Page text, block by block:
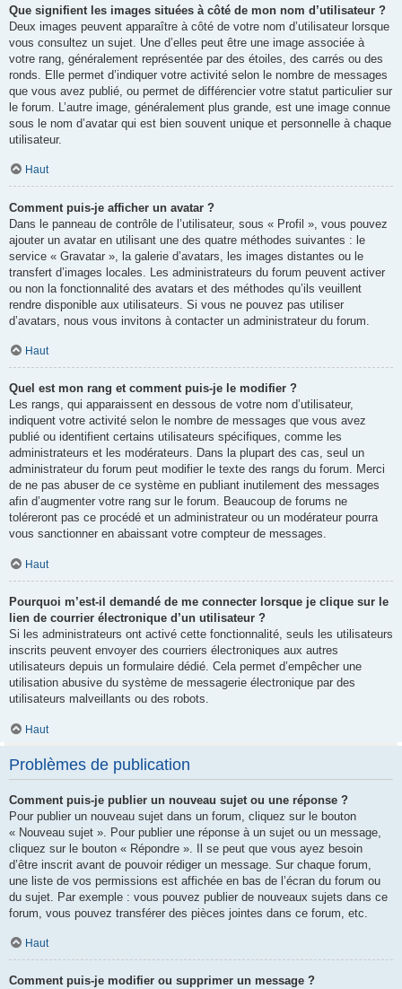
Que signifient les images situées à côté de mon nom d’utilisateur ?
Deux images peuvent apparaître à côté de votre nom d’utilisateur lorsque
vous consultez un sujet. Une d’elles peut être une image associée à
votre rang, généralement représentée par des étoiles, des carrés ou des
ronds. Elle permet d’indiquer votre activité selon le nombre de messages
que vous avez publié, ou permet de différencier votre statut particulier sur
le forum. L’autre image, généralement plus grande, est une image connue
sous le nom d’avatar qui est bien souvent unique et personnelle à chaque
utilisateur.
Haut
Comment puis-je afficher un avatar ?
Dans le panneau de contrôle de l’utilisateur, sous « Profil », vous pouvez
ajouter un avatar en utilisant une des quatre méthodes suivantes : le
service « Gravatar », la galerie d’avatars, les images distantes ou le
transfert d’images locales. Les administrateurs du forum peuvent activer
ou non la fonctionnalité des avatars et des méthodes qu’ils veuillent
rendre disponible aux utilisateurs. Si vous ne pouvez pas utiliser
d’avatars, nous vous invitons à contacter un administrateur du forum.
Haut
Quel est mon rang et comment puis-je le modifier ?
Les rangs, qui apparaissent en dessous de votre nom d’utilisateur,
indiquent votre activité selon le nombre de messages que vous avez
publié ou identifient certains utilisateurs spécifiques, comme les
administrateurs et les modérateurs. Dans la plupart des cas, seul un
administrateur du forum peut modifier le texte des rangs du forum. Merci
de ne pas abuser de ce système en publiant inutilement des messages
afin d’augmenter votre rang sur le forum. Beaucoup de forums ne
toléreront pas ce procédé et un administrateur ou un modérateur pourra
vous sanctionner en abaissant votre compteur de messages.
Haut
Pourquoi m’est-il demandé de me connecter lorsque je clique sur le
lien de courrier électronique d’un utilisateur ?
Si les administrateurs ont activé cette fonctionnalité, seuls les utilisateurs
inscrits peuvent envoyer des courriers électroniques aux autres
utilisateurs depuis un formulaire dédié. Cela permet d’empêcher une
utilisation abusive du système de messagerie électronique par des
utilisateurs malveillants ou des robots.
Haut
Problèmes de publication
Comment puis-je publier un nouveau sujet ou une réponse ?
Pour publier un nouveau sujet dans un forum, cliquez sur le bouton
« Nouveau sujet ». Pour publier une réponse à un sujet ou un message,
cliquez sur le bouton « Répondre ». Il se peut que vous ayez besoin
d’être inscrit avant de pouvoir rédiger un message. Sur chaque forum,
une liste de vos permissions est affichée en bas de l’écran du forum ou
du sujet. Par exemple : vous pouvez publier de nouveaux sujets dans ce
forum, vous pouvez transférer des pièces jointes dans ce forum, etc.
Haut
Comment puis-je modifier ou supprimer un message ?